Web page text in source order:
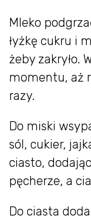
Mleko
łyżkę cukru i
żeby zakryło.
momentu, aż
razy.
Do miski
sól, cukier,
ciasto,
pęcherze, a
Do ciasta